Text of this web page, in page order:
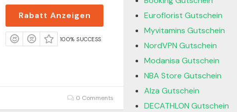
Rabatt Anzeigen
100% SUCCESS
0 Comments
Euroflorist Gutschein
Myvitamins Gutschein
NordVPN Gutschein
Modanisa Gutschein
NBA Store Gutschein
Alza Gutschein
DECATHLON Gutschein